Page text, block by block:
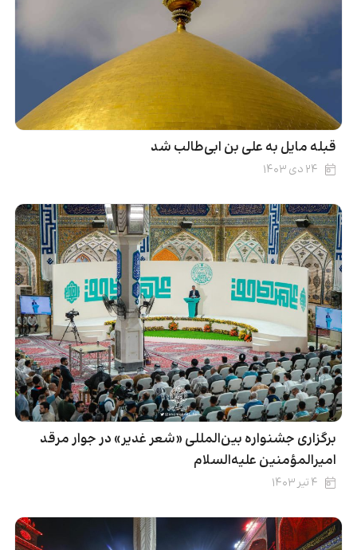
قبله مایل به علی بن ابی‌طالب شد
۲۴ دی ۱۴۰۳
برگزاری جشنواره بین‌المللی «شعر غدیر» در جوار مرقد
امیرالمؤمنین علیه‌السلام
۴ تیر ۱۴۰۳